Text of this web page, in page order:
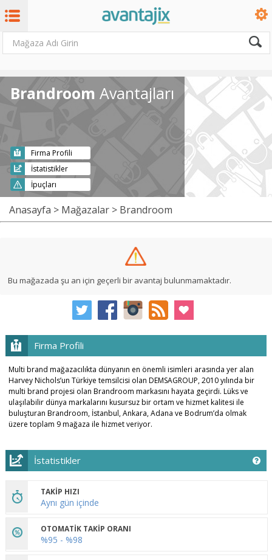
Brandroom Avantajları
Firma Profili
İstatistikler
İpuçları
Anasayfa > Mağazalar > Brandroom
Bu mağazada şu an için geçerli bir avantaj bulunmamaktadır.
Firma Profili
Multi brand mağazacılıkta dünyanın en önemli isimleri arasında yer alan
Harvey Nichols’un Türkiye temsilcisi olan DEMSAGROUP, 2010 yılında bir
multi brand projesi olan Brandroom markasını hayata geçirdi. Lüks ve
ulaşılabilir dünya markalarını kusursuz bir ortam ve hizmet kalitesi ile
buluşturan Brandroom, İstanbul, Ankara, Adana ve Bodrum’da olmak
üzere toplam 9 mağaza ile hizmet veriyor.
İstatistikler
TAKİP HIZI
Aynı gün içinde
OTOMATİK TAKİP ORANI
%95 - %98